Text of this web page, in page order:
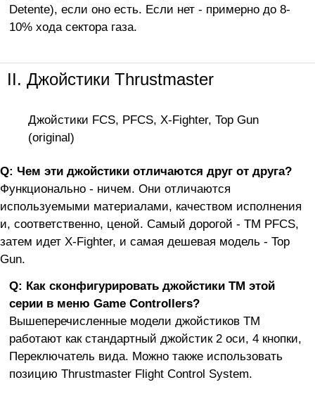
Detente), если оно есть. Если нет - примерно до 8-
10% хода сектора газа.
II. Джойстики Thrustmaster
Джойстики FCS, PFCS, X-Fighter, Top Gun
(original)
Q: Чем эти джойстики отличаются друг от друга?
Функционально - ничем. Они отличаются
используемыми материалами, качеством исполнения
и, соответственно, ценой. Самый дорогой - TM PFCS,
затем идет X-Fighter, и самая дешевая модель - Top
Gun.
Q: Как сконфигурировать джойстики ТМ этой
серии в меню Game Controllers?
Вышеперечисленные модели джойстиков ТМ
работают как стандартный джойстик 2 оси, 4 кнопки,
Переключатель вида. Можно также использовать
позицию Thrustmaster Flight Control System.